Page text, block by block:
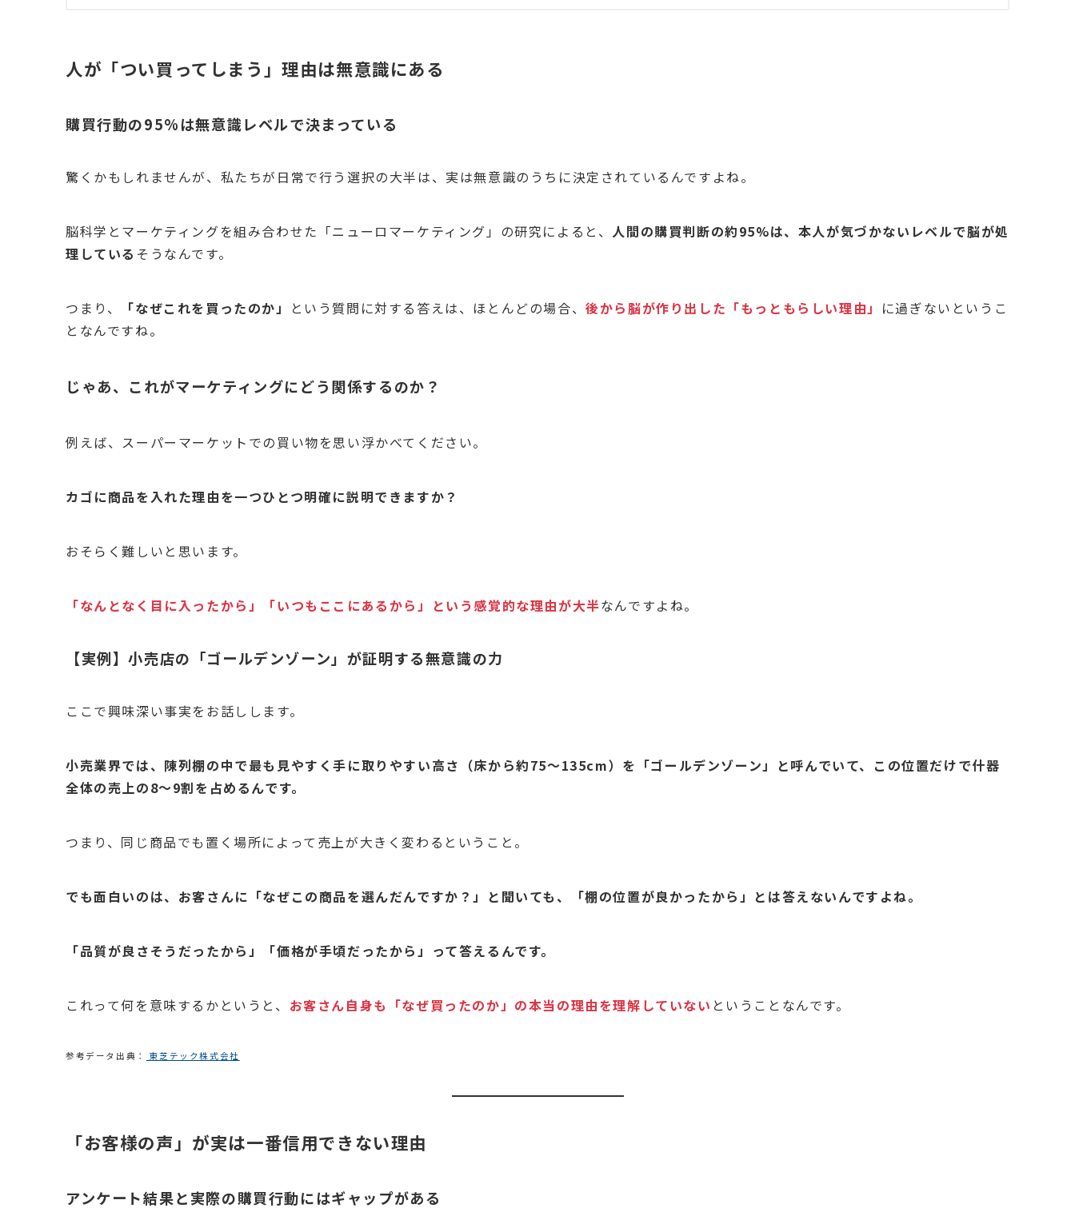
人が「つい買ってしまう」理由は無意識にある
購買行動の95%は無意識レベルで決まっている
驚くかもしれませんが、私たちが日常で行う選択の大半は、実は無意識のうちに決定されているんですよね。
脳科学とマーケティングを組み合わせた「ニューロマーケティング」の研究によると、 人間の購買判断の約95%は、本人が気づかないレベルで脳が処
理している そうなんです。
つまり、 「なぜこれを買ったのか」 という質問に対する答えは、ほとんどの場合、後から脳が作り出した「もっともらしい理由」 に過ぎないというこ
となんですね。
じゃあ、これがマーケティングにどう関係するのか？
例えば、スーパーマーケットでの買い物を思い浮かべてください。
カゴに商品を入れた理由を一つひとつ明確に説明できますか？
おそらく難しいと思います。
「なんとなく目に入ったから」「いつもここにあるから」という感覚的な理由が大半なんですよね。
【実例】小売店の「ゴールデンゾーン」が証明する無意識の力
ここで興味深い事実をお話しします。
小売業界では、陳列棚の中で最も見やすく手に取りやすい高さ（床から約75〜135cm）を「ゴールデンゾーン」と呼んでいて、この位置だけで什器
全体の売上の8〜9割を占めるんです。
つまり、同じ商品でも置く場所によって売上が大きく変わるということ。
でも面白いのは、お客さんに「なぜこの商品を選んだんですか？」と聞いても、「棚の位置が良かったから」とは答えないんですよね。
「品質が良さそうだったから」「価格が手頃だったから」って答えるんです。
これって何を意味するかというと、 お客さん自身も「なぜ買ったのか」の本当の理由を理解していない ということなんです。
参考データ出典： 東芝テック株式会社
「お客様の声」が実は一番信用できない理由
アンケート結果と実際の購買行動にはギャップがある